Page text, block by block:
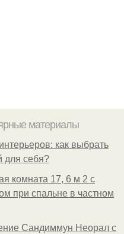
материалы
как выбрать
для себя?
комната 17, 6 м 2 с
при спальне в частном
Сандиммун Неорал с